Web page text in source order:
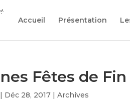
Accueil Présentation
Fêtes de Fin
| Déc 28, 2017 |Archives